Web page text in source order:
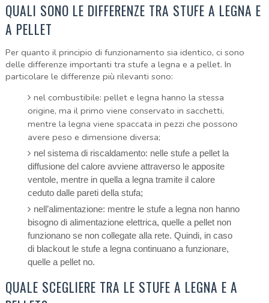
QUALI SONO LE DIFFERENZE TRA STUFE A LEGNA E
A PELLET
Per quanto il principio di funzionamento sia identico, ci sono
delle differenze importanti tra stufe a legna e a pellet. In
particolare le differenze più rilevanti sono:
nel combustibile: pellet e legna hanno la stessa
origine, ma il primo viene conservato in sacchetti,
mentre la legna viene spaccata in pezzi che possono
avere peso e dimensione diversa;
nel sistema di riscaldamento: nelle stufe a pellet la
diffusione del calore avviene attraverso le apposite
ventole, mentre in quella a legna tramite il calore
ceduto dalle pareti della stufa;
nell’alimentazione: mentre le stufe a legna non hanno
bisogno di alimentazione elettrica, quelle a pellet non
funzionano se non collegate alla rete. Quindi, in caso
di blackout le stufe a legna continuano a funzionare,
quelle a pellet no.
QUALE SCEGLIERE TRA LE STUFE A LEGNA E A